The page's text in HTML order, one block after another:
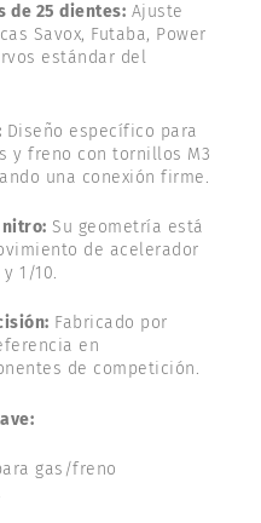
de 25 dientes: Ajuste
Savox, Futaba, Power
estándar del
Diseño específico para
y freno con tornillos M3
una conexión firme.
nitro: Su geometría está
de acelerador
1/10.
Fabricado por
en
de competición.
gas/freno